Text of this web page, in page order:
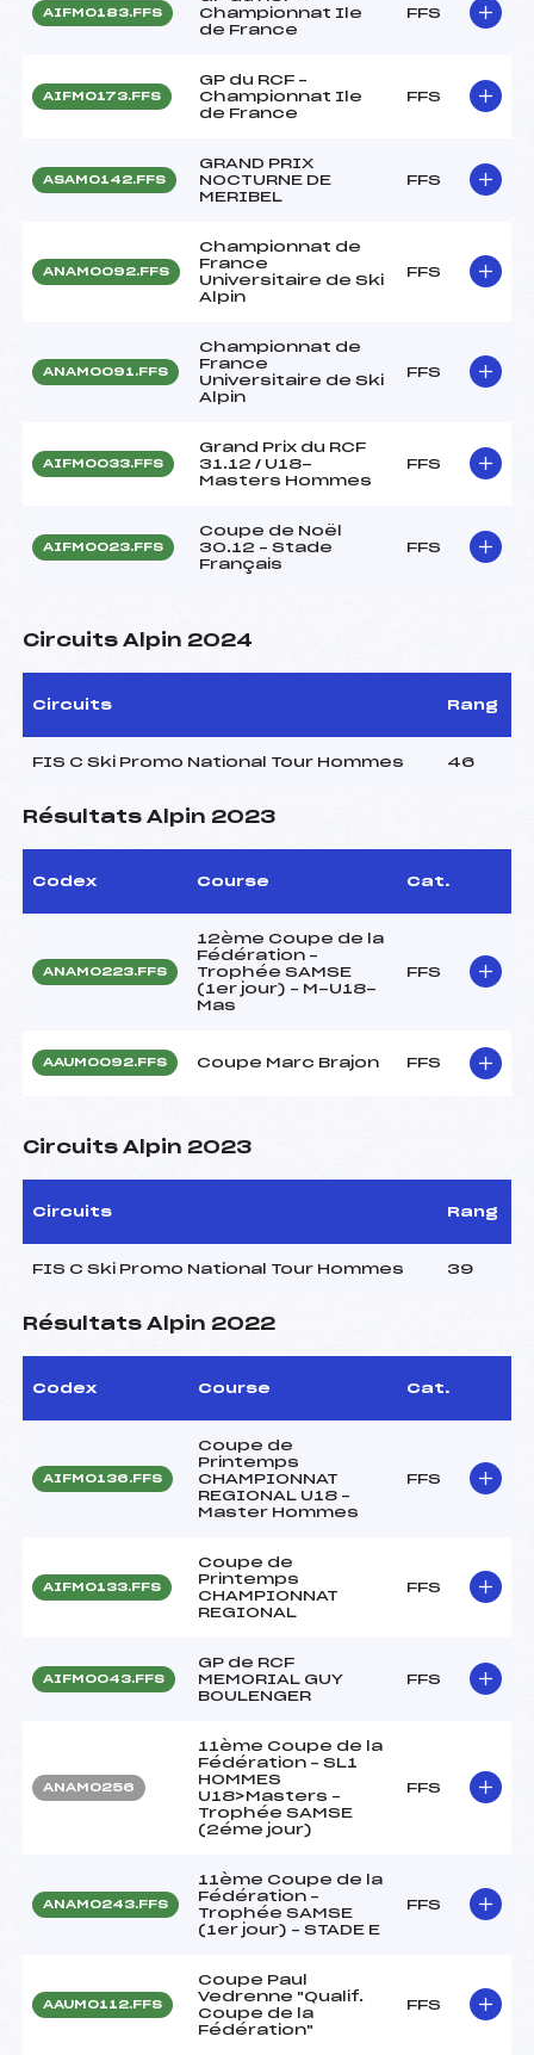
AIFM0183.FFS
Championnat Ile
de France
FFS
AIFM0173.FFS
GP du RCF –
Championnat Ile
de France
FFS
ASAM0142.FFS
GRAND PRIX
NOCTURNE DE
MERIBEL
FFS
ANAM0092.FFS
Championnat de
France
Universitaire de Ski
Alpin
FFS
ANAM0091.FFS
Championnat de
France
Universitaire de Ski
Alpin
FFS
AIFM0033.FFS
Grand Prix du RCF
31.12 / U18-
Masters Hommes
FFS
AIFM0023.FFS
Coupe de Noël
30.12 – Stade
Français
FFS
Circuits Alpin 2024
Circuits Rang
FIS C Ski Promo National Tour Hommes 46
Résultats Alpin 2023
Codex Course Cat.
ANAM0223.FFS
12ème Coupe de la
Fédération –
Trophée SAMSE
(1er jour) – M-U18-
Mas
FFS
AAUM0092.FFS Coupe Marc Brajon FFS
Circuits Alpin 2023
Circuits Rang
FIS C Ski Promo National Tour Hommes 39
Résultats Alpin 2022
Codex Course Cat.
AIFM0136.FFS
Coupe de
Printemps
CHAMPIONNAT
REGIONAL U18 –
Master Hommes
FFS
AIFM0133.FFS
Coupe de
Printemps
CHAMPIONNAT
REGIONAL
FFS
AIFM0043.FFS
GP de RCF
MEMORIAL GUY
BOULENGER
FFS
ANAM0256
11ème Coupe de la
Fédération – SL1
HOMMES
U18>Masters –
Trophée SAMSE
(2éme jour)
FFS
ANAM0243.FFS
11ème Coupe de la
Fédération –
Trophée SAMSE
(1er jour) – STADE E
FFS
AAUM0112.FFS
Coupe Paul
Vedrenne "Qualif.
Coupe de la
Fédération"
FFS